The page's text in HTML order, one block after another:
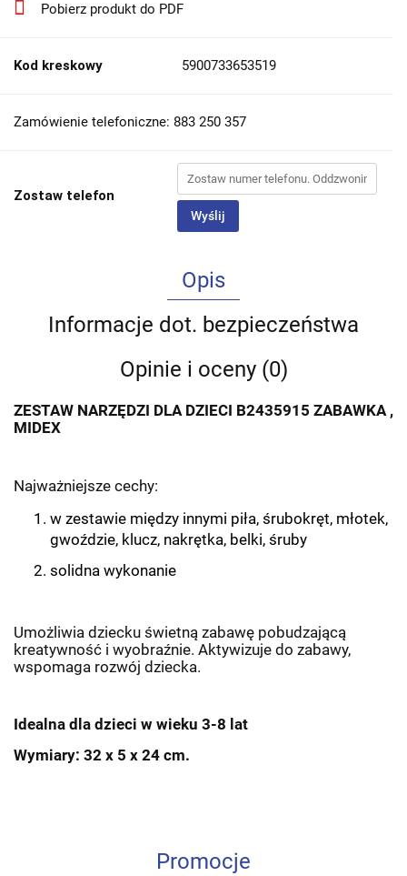
Pobierz produkt do PDF
Kod kreskowy 5900733653519
Zamówienie telefoniczne: 883 250 357
Zostaw telefon
Wyślij
Opis
Informacje dot. bezpieczeństwa
Opinie i oceny (0)
ZESTAW NARZĘDZI DLA DZIECI B2435915 ZABAWKA ,
MIDEX
Najważniejsze cechy:
w zestawie między innymi piła, śrubokręt, młotek,
gwoździe, klucz, nakrętka, belki, śruby
solidna wykonanie
Umożliwia dziecku świetną zabawę pobudzającą
kreatywność i wyobraźnie. Aktywizuje do zabawy,
wspomaga rozwój dziecka.
Idealna dla dzieci w wieku 3-8 lat
Wymiary: 32 x 5 x 24 cm.
Promocje